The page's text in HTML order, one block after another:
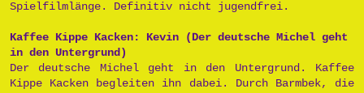
Spielfilmlänge. Definitiv nicht jugendfrei.
Kaffee Kippe Kacken: Kevin (Der deutsche Michel geht
in den Untergrund)
Der deutsche Michel geht in den Untergrund. Kaffee
Kippe Kacken begleiten ihn dabei. Durch Barmbek, die